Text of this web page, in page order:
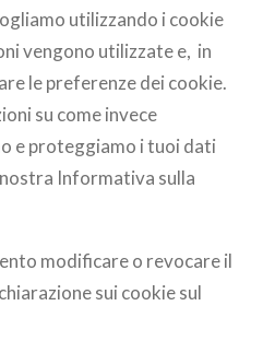
utilizzando i cookie
vengono utilizzate e, in
le preferenze dei cookie.
su come invece
e proteggiamo i tuoi dati
Informativa sulla
modificare o revocare il
sui cookie sul